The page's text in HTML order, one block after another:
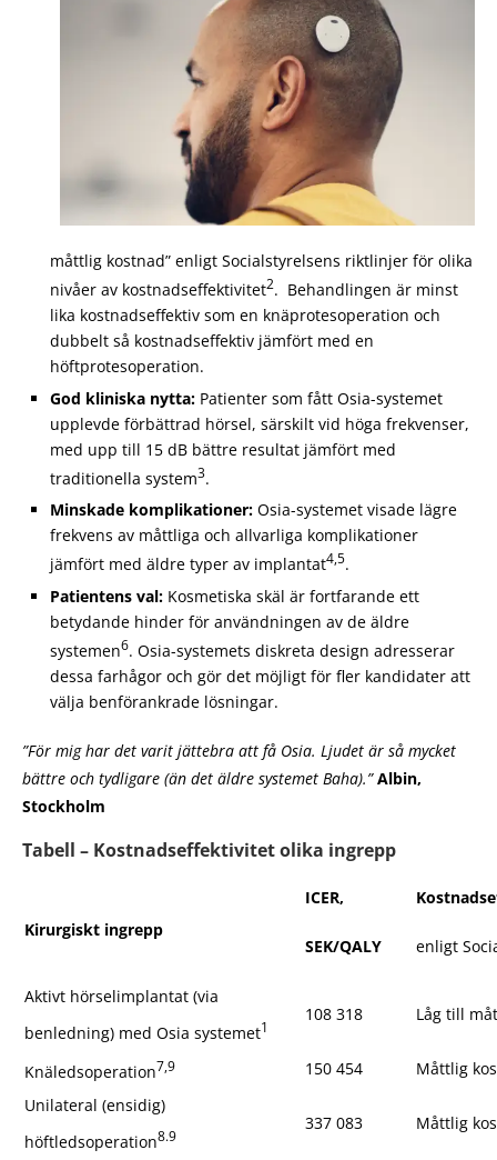
måttlig kostnad” enligt Socialstyrelsens riktlinjer för olika
nivåer av kostnadseffektivitet2. Behandlingen är minst
lika kostnadseffektiv som en knäprotesoperation och
dubbelt så kostnadseffektiv jämfört med en
höftprotesoperation.
God kliniska nytta: Patienter som fått Osia-systemet
upplevde förbättrad hörsel, särskilt vid höga frekvenser,
med upp till 15 dB bättre resultat jämfört med
traditionella system3.
Minskade komplikationer: Osia-systemet visade lägre
frekvens av måttliga och allvarliga komplikationer
jämfört med äldre typer av implantat4,5.
Patientens val: Kosmetiska skäl är fortfarande ett
betydande hinder för användningen av de äldre
systemen6. Osia-systemets diskreta design adresserar
dessa farhågor och gör det möjligt för fler kandidater att
välja benförankrade lösningar.
”För mig har det varit jättebra att få Osia. Ljudet är så mycket
bättre och tydligare (än det äldre systemet Baha).”Albin,
Stockholm
Tabell – Kostnadseffektivitet olika ingrepp
Kirurgiskt ingrepp
ICER,
SEK/QALY enligt
Aktivt hörselimplantat (via
benledning) med Osia systemet1
108 318 Låg till
Knäledsoperation7,9 150 454
Måttlig
Unilateral (ensidig)
höftledsoperation8.9
337 083 Måttlig